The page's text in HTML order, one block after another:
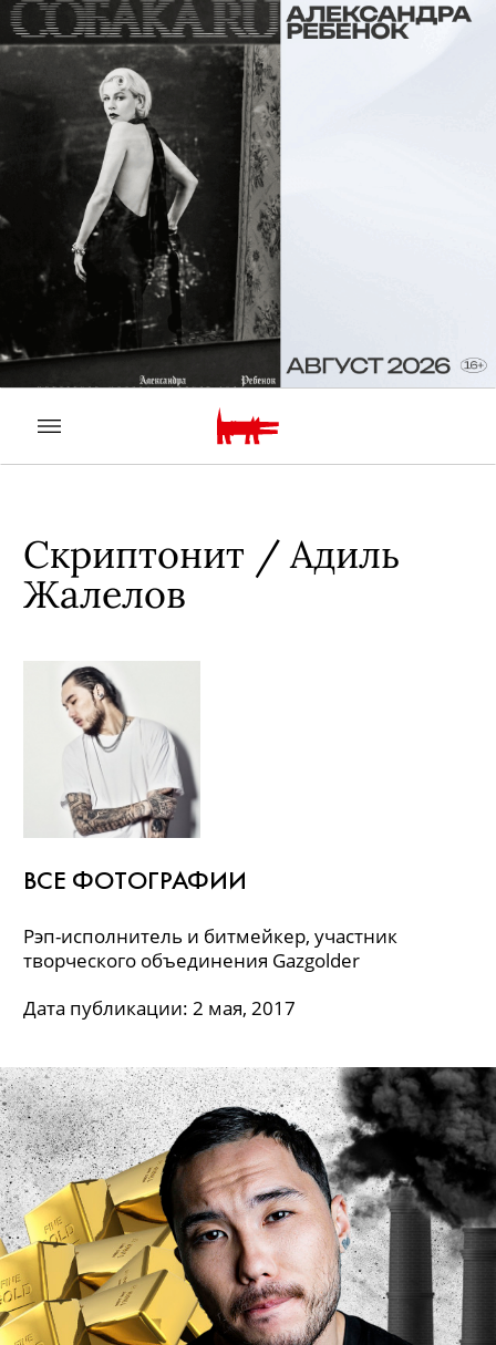
Скриптонит / Адиль
Жалелов
ВСЕ ФОТОГРАФИИ
Рэп-исполнитель и битмейкер, участник
творческого объединения Gazgolder
Дата публикации: 2 мая, 2017